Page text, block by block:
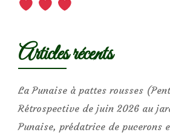
Articles récents
La Punaise à pattes rousses
Rétrospective de juin 2026 au
Punaise, prédatrice de pucerons